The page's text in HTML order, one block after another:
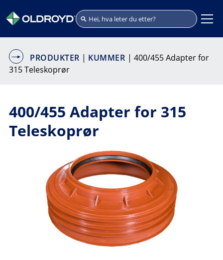
PRODUKTER | KUMMER | 400/455 Adapter for
315 Teleskoprør
400/455 Adapter for 315
Teleskoprør